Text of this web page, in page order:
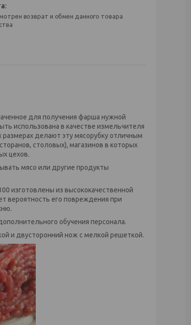
для получения фарша нужной
использована в качестве измельчителя
делают эту мясорубку отличным
столовых), магазинов в которых
цехов.
мясо или другие продукты
изготовлены из высококачественной
вероятность его повреждения при
обучения персонала.
и двусторонний нож с мелкой решеткой.